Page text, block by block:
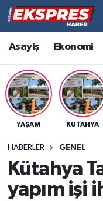
Asayiş Ekonomi
YAŞAM KÜTAHYA
HABERLER GENEL
Kütahya
yapım işi
Altıntaş
Asayiş
Aslanapa
Bölge
Çavdarhisar
Hava Durumu
Trafik Durumu
Süper Lig Puan
Son Dakika
Haber Arşivi